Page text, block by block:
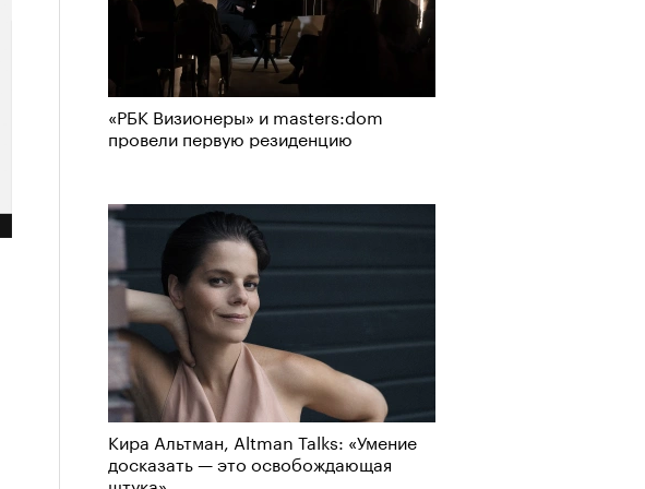
«РБК Визионеры» и masters:dom
провели первую резиденцию
Кира Альтман, Altman Talks: «Умение
досказать — это освобождающая